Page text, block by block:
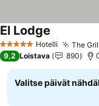
5 Tähtiluokitus
Hotelli The
El Lodge
9,2 Loistava 890
Valitse päivät